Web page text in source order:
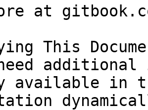
at
This
available in